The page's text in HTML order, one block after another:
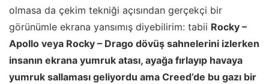
olmasa da çekim tekniği açısından gerçekçi bir
görünümle ekrana yansımış diyebilirim: tabii Rocky –
Apollo veya Rocky – Drago dövüş sahnelerini izlerken
insanın ekrana yumruk atası, ayağa fırlayıp havaya
yumruk sallaması geliyordu ama Creed’de bu gazı bir